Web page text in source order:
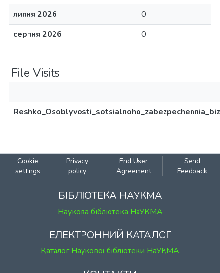
липня 2026
0
серпня 2026
0
File Visits
Cookie
settings
Privacy
policy
End User
Agreement
Send
Feedback
БІБЛІОТЕКА НАУКМА
Наукова бібліотека НаУКМА
ЕЛЕКТРОННИЙ КАТАЛОГ
Каталог Наукової бібліотеки НаУКМА